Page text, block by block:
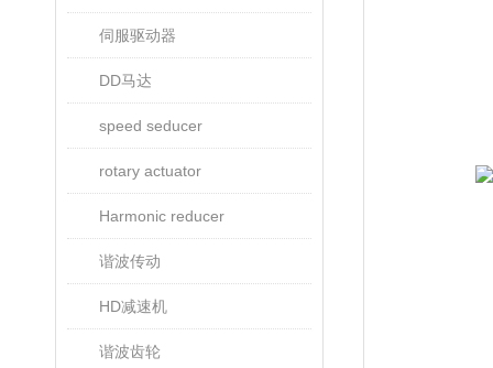
伺服驱动器
DD马达
speed seducer
rotary actuator
Harmonic reducer
谐波传动
HD减速机
谐波齿轮